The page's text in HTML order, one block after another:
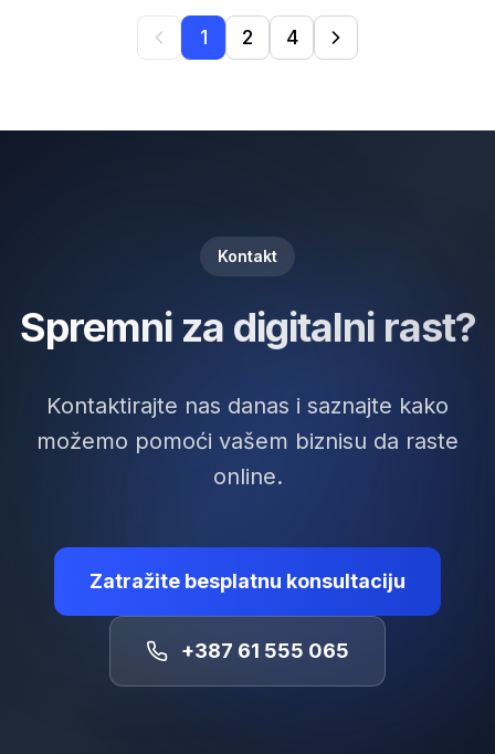
1 2 4
Kontakt
Spremni za digitalni rast?
Kontaktirajte nas danas i saznajte kako
možemo pomoći vašem biznisu da raste
online.
Zatražite besplatnu konsultaciju
+387 61 555 065